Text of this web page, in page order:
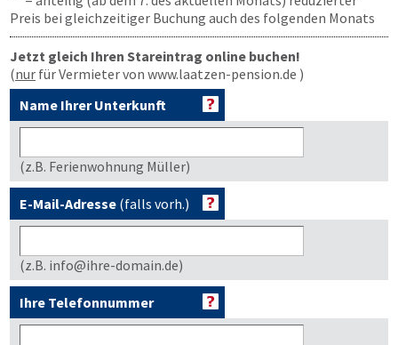
Preis bei gleichzeitiger Buchung auch des folgenden Monats
Jetzt gleich Ihren Stareintrag online buchen!
(nur für Vermieter von www.laatzen-pension.de )
Name Ihrer Unterkunft
(z.B. Ferienwohnung Müller)
E-Mail-Adresse (falls vorh.)
(z.B. info@ihre-domain.de)
Ihre Telefonnummer